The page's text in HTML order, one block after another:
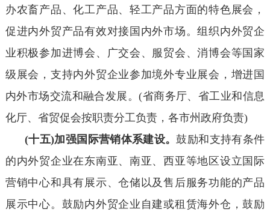
办农畜产品、化工产品、轻工产品方面的特色展会，
促进内外贸产品有效对接国内外市场。组织内外贸企
业积极参加进博会、广交会、服贸会、消博会等国家
级展会，支持内外贸企业参加境外专业展会，增进国
内外市场交流和融合发展。(省商务厅、省工业和信息
化厅、省贸促会按职责分工负责，各市州政府负责)
(十五)加强国际营销体系建设。鼓励和支持有条件
的内外贸企业在东南亚、南亚、西亚等地区设立国际
营销中心和具有展示、仓储以及售后服务功能的产品
展示中心。鼓励内外贸企业自建或租赁海外仓，鼓励